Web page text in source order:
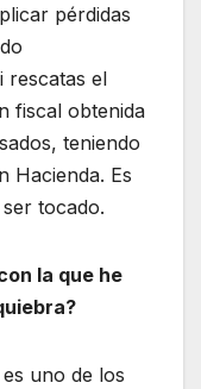
pérdidas
rescatas el
fiscal obtenida
teniendo
Hacienda. Es
tocado.
la que he
uno de los